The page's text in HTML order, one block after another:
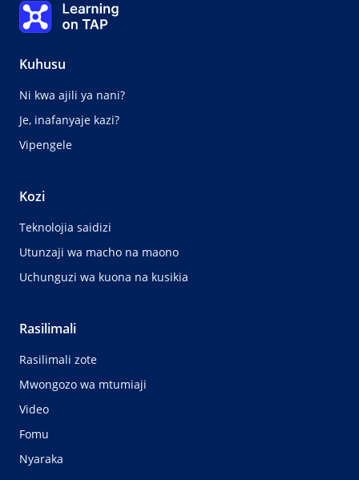
Learning on TAP - Nyumbani
Kuhusu
Ni kwa ajili ya nani?
Je, inafanyaje kazi?
Vipengele
Kozi
Teknolojia saidizi
Utunzaji wa macho na maono
Uchunguzi wa kuona na kusikia
Rasilimali
Rasilimali zote
Mwongozo wa mtumiaji
Video
Fomu
Nyaraka